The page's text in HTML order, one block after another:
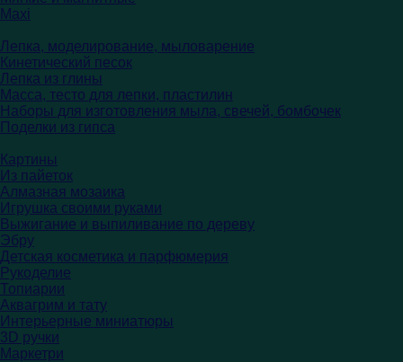
Maxi
Лепка, моделирование, мыловарение
Кинетический песок
Лепка из глины
Масса, тесто для лепки, пластилин
Наборы для изготовления мыла, свечей, бомбочек
Поделки из гипса
Картины
Из пайеток
Алмазная мозаика
Игрушка своими руками
Выжигание и выпиливание по дереву
Эбру
Детская косметика и парфюмерия
Рукоделие
Топиарии
Аквагрим и тату
Интерьерные миниатюры
3D ручки
Маркетри